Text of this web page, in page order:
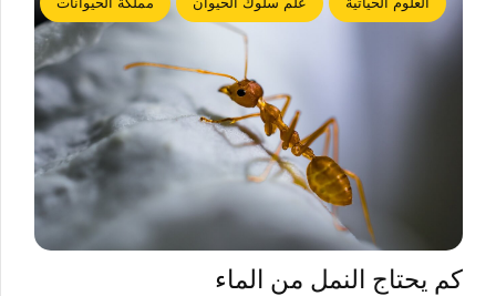
كم يحتاج النمل من الماء